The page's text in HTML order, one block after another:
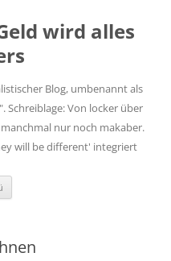
wird alles
Blog, umbenannt als
Schreiblage: Von locker über
nur noch makaber.
will be different' integriert